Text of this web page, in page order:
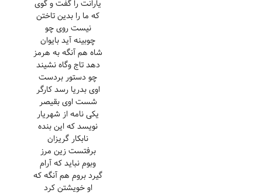
یارانت را گفت و گوی
که ما را بدین تاختن
نیست روی چو
چوبینه آید بایوان
شاه هم آنگه به هرمز
دهد تاج وگاه نشیند
چو دستور بردست
اوی بدریا رسد کارگر
شست اوی بقیصر
یکی نامه از شهریار
نویسد که این بنده
نابکار گریزان
برفتست زین مرز
وبوم نباید که آرام
گیرد بروم هم آنگه که
او خویشتن کرد